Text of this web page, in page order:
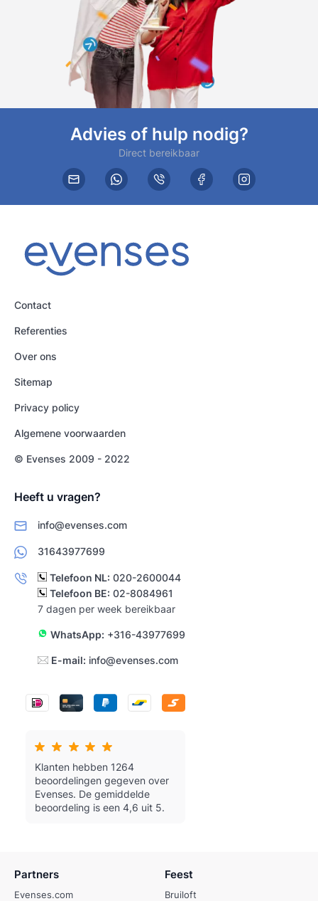
Advies of hulp nodig?
Direct bereikbaar
Contact
Referenties
Over ons
Sitemap
Privacy policy
Algemene voorwaarden
© Evenses 2009 - 2022
Heeft u vragen?
info@evenses.com
31643977699
Telefoon NL: 020-2600044
Telefoon BE: 02-8084961
7 dagen per week bereikbaar
WhatsApp: +316-43977699
E-mail: info@evenses.com
Klanten hebben 1264
beoordelingen gegeven over
Evenses. De gemiddelde
beoordeling is een 4,6 uit 5.
Partners
Evenses.com
Feest
Bruiloft